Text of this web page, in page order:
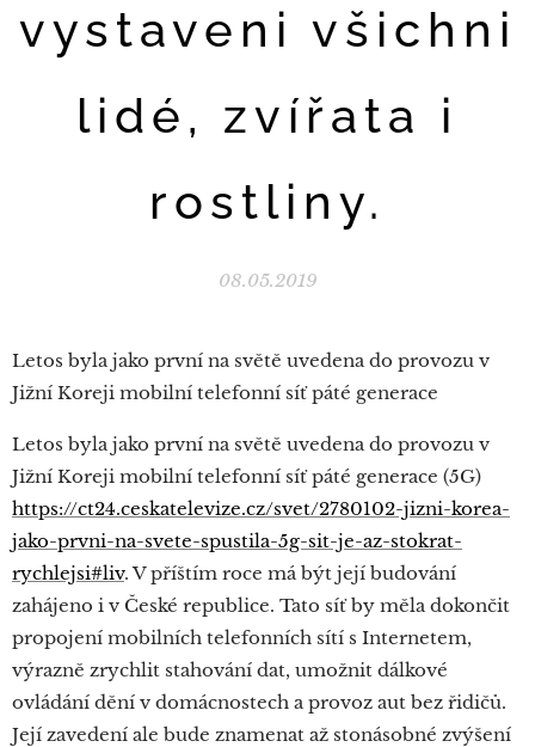
vystaveni všichni
lidé, zvířata i
rostliny.
08.05.2019
Letos byla jako první na světě uvedena do provozu v
Jižní Koreji mobilní telefonní síť páté generace
Letos byla jako první na světě uvedena do provozu v
Jižní Koreji mobilní telefonní síť páté generace (5G)
https://ct24.ceskatelevize.cz/svet/2780102-jizni-korea-
jako-prvni-na-svete-spustila-5g-sit-je-az-stokrat-
rychlejsi#liv. V příštím roce má být její budování
zahájeno i v České republice. Tato síť by měla dokončit
propojení mobilních telefonních sítí s Internetem,
výrazně zrychlit stahování dat, umožnit dálkové
ovládání dění v domácnostech a provoz aut bez řidičů.
Její zavedení ale bude znamenat až stonásobné zvýšení